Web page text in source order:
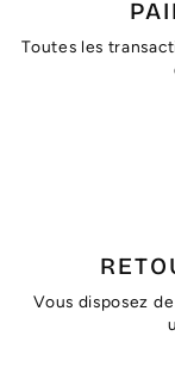
Toutes les
Vous disposez